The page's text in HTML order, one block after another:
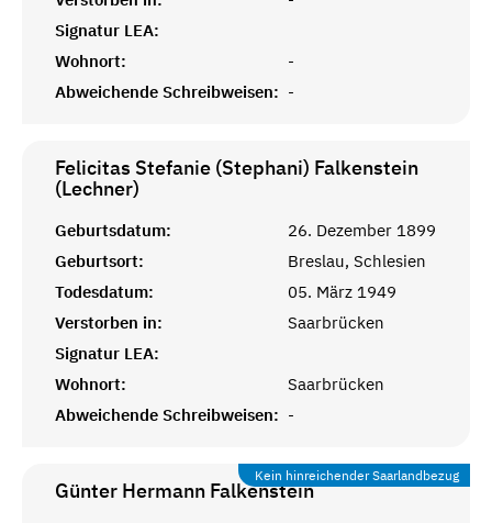
Signatur LEA:
Wohnort:
-
Abweichende Schreibweisen: -
Felicitas Stefanie (Stephani) Falkenstein
(Lechner)
Geburtsdatum:
26. Dezember 1899
Geburtsort:
Breslau, Schlesien
Todesdatum:
05. März 1949
Verstorben in:
Saarbrücken
Signatur LEA:
Wohnort:
Saarbrücken
Abweichende Schreibweisen: -
Kein hinreichender Saarlandbezug
Günter Hermann Falkenstein